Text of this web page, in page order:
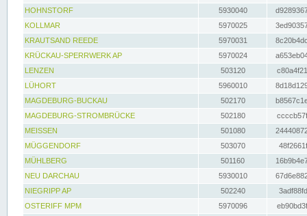
HOHNSTORF
5930040
KOLLMAR
5970025
KRAUTSAND REEDE
5970031
KRÜCKAU-SPERRWERK AP
5970024
LENZEN
503120
LÜHORT
5960010
MAGDEBURG-BUCKAU
502170
MAGDEBURG-STROMBRÜCKE
502180
MEISSEN
501080
MÜGGENDORF
503070
MÜHLBERG
501160
NEU DARCHAU
5930010
NIEGRIPP AP
502240
OSTERIFF MPM
5970096